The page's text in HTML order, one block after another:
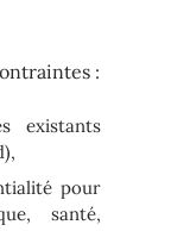
:
existants
pour
santé,